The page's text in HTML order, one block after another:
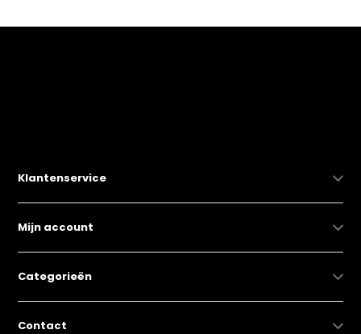
Klantenservice
Mijn account
Categorieën
Contact